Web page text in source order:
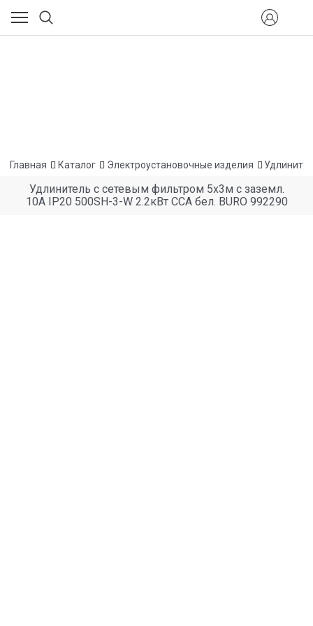
Главная Каталог Электроустановочные изделия
Удлинитель с сетевым фильтром 5х3м с заземл.
10А IP20 500SH-3-W 2.2кВт CCA бел. BURO 992290